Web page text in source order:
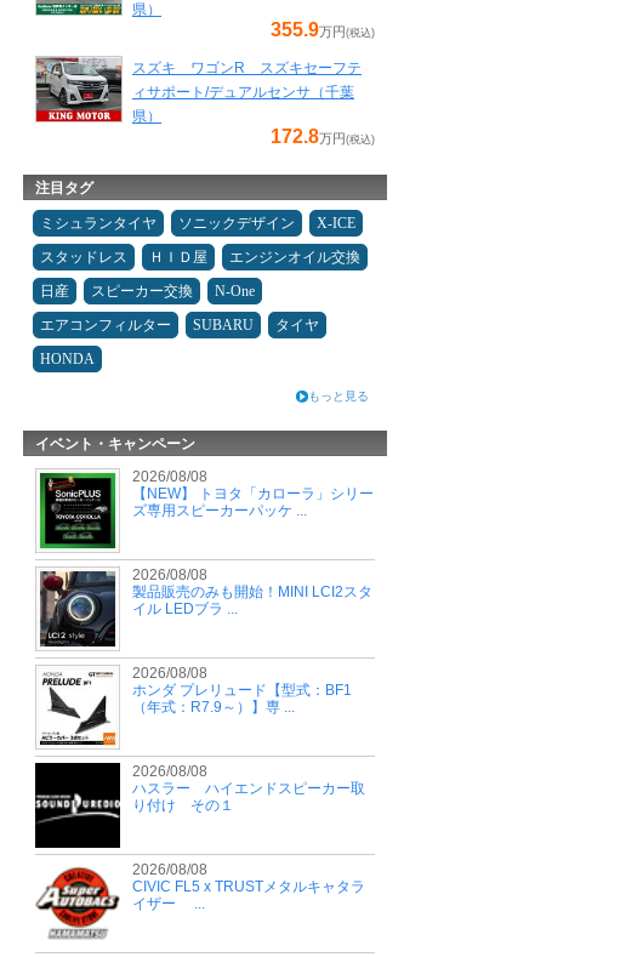
県）
355.9万円(税込)
スズキ ワゴンR スズキセーフテ
ィサポート/デュアルセンサ（千葉
県）
172.8万円(税込)
注目タグ
ミシュランタイヤ ソニックデザイン
X-ICE
スタッドレス
ＨＩＤ屋
エンジンオイル交換
日産
スピーカー交換
N-One
エアコンフィルター
SUBARU
タイヤ
HONDA
もっと見る
イベント・キャンペーン
2026/08/08
【NEW】 トヨタ「カローラ」シリー
ズ専用スピーカーパッケ ...
2026/08/08
製品販売のみも開始！MINI LCI2スタ
イル LEDブラ ...
2026/08/08
ホンダ プレリュード【型式：BF1
（年式：R7.9～）】専 ...
2026/08/08
ハスラー ハイエンドスピーカー取
り付け その１
2026/08/08
CIVIC FL5 x TRUSTメタルキャタラ
イザー ...